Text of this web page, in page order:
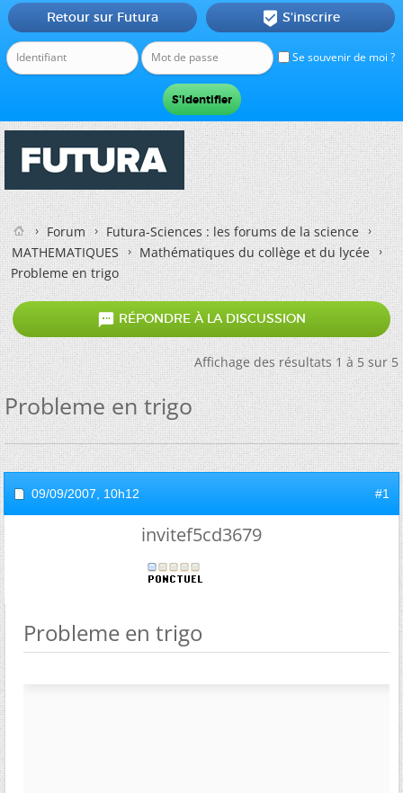
Se souvenir de moi ?
Retour sur Futura  S'inscrire
Forum
Futura-Sciences : les forums de la science
MATHEMATIQUES
Mathématiques du collège et du lycée
Probleme en trigo
 RÉPONDRE À LA DISCUSSION
Affichage des résultats 1 à 5 sur 5
Probleme en trigo
09/09/2007, 10h12 #1
invitef5cd3679
Probleme en trigo